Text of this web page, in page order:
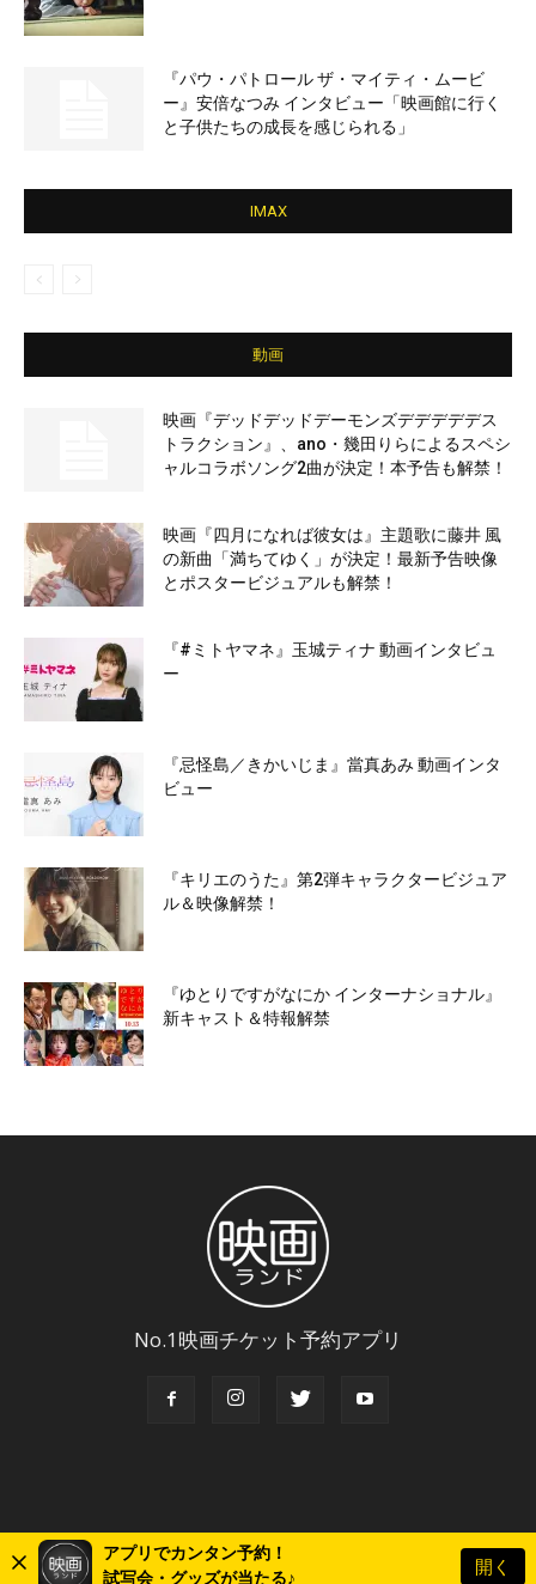
アプリでカンタン予約！
試写会・グッズが当たる♪
開く
『パウ・パトロール ザ・マイティ・ムービ
ー』安倍なつみ インタビュー「映画館に行く
と子供たちの成長を感じられる」
IMAX
動画
映画『デッドデッドデーモンズデデデデデス
トラクション』、ano・幾田りらによるスペシ
ャルコラボソング2曲が決定！本予告も解禁！
映画『四月になれば彼女は』主題歌に藤井 風
の新曲「満ちてゆく」が決定！最新予告映像
とポスタービジュアルも解禁！
『#ミトヤマネ』玉城ティナ 動画インタビュ
ー
『忌怪島／きかいじま』當真あみ 動画インタ
ビュー
『キリエのうた』第2弾キャラクタービジュア
ル＆映像解禁！
『ゆとりですがなにか インターナショナル』
新キャスト＆特報解禁
No.1映画チケット予約アプリ
© Copyright 2018 Eigaland, inc. All Rights Reserved.